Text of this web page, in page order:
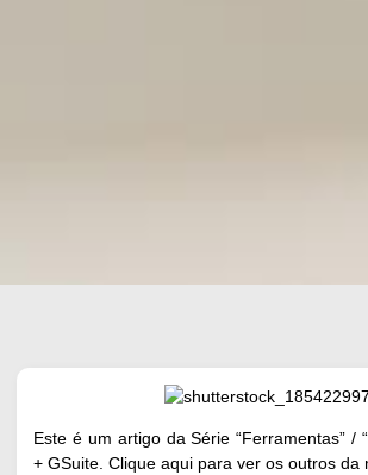
Este é um artigo da Série “Ferramentas” /
+ GSuite. Clique aqui para ver os outros da